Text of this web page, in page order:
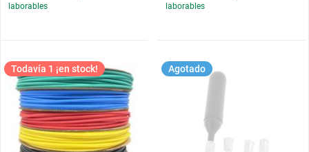
laborables
laborables
Todavía 1 ¡en stock! Agotado